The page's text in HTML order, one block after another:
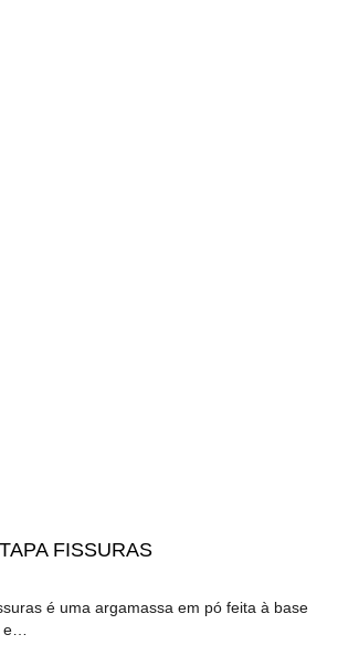
FISSURAS
é uma argamassa em pó feita à base